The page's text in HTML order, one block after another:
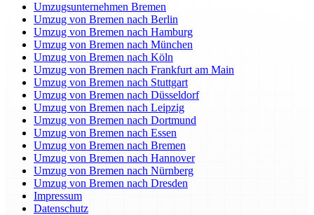
Umzugsunternehmen Bremen
Umzug von Bremen nach Berlin
Umzug von Bremen nach Hamburg
Umzug von Bremen nach München
Umzug von Bremen nach Köln
Umzug von Bremen nach Frankfurt am Main
Umzug von Bremen nach Stuttgart
Umzug von Bremen nach Düsseldorf
Umzug von Bremen nach Leipzig
Umzug von Bremen nach Dortmund
Umzug von Bremen nach Essen
Umzug von Bremen nach Bremen
Umzug von Bremen nach Hannover
Umzug von Bremen nach Nürnberg
Umzug von Bremen nach Dresden
Impressum
Datenschutz